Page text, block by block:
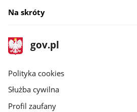
Na skróty
stopka
gov.pl
Strona
gov.pl
gov.pl
Polityka cookies
Służba cywilna
Profil zaufany